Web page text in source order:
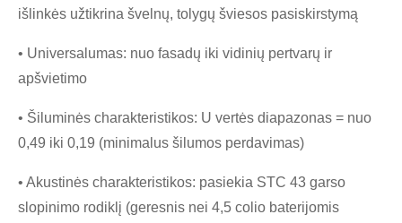
išlinkės užtikrina švelnų, tolygų šviesos pasiskirstymą
• Universalumas: nuo fasadų iki vidinių pertvarų ir
apšvietimo
• Šiluminės charakteristikos: U vertės diapazonas = nuo
0,49 iki 0,19 (minimalus šilumos perdavimas)
• Akustinės charakteristikos: pasiekia STC 43 garso
slopinimo rodiklį (geresnis nei 4,5 colio baterijomis